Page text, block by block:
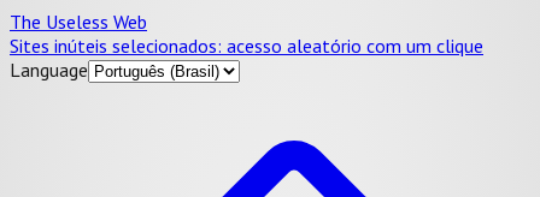
The Useless Web
Sites inúteis selecionados: acesso aleatório com um clique
Language